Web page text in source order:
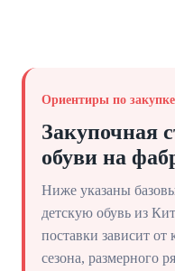
Ориентиры по закупке
Закупочная
обуви на
Ниже указаны
детскую обувь из
поставки зависит от
сезона, размерного